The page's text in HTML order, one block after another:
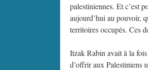
palestiniennes. Et c’est
aujourd’hui au pouvoir,
territoires occupés. Ces
Itzak Rabin avait à la
d’offrir aux Palestiniens